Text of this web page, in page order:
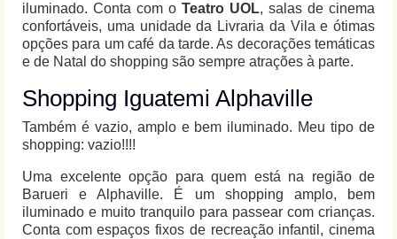
iluminado. Conta com o Teatro UOL, salas de cinema
confortáveis, uma unidade da Livraria da Vila e ótimas
opções para um café da tarde. As decorações temáticas
e de Natal do shopping são sempre atrações à parte.
Shopping Iguatemi Alphaville
Também é vazio, amplo e bem iluminado. Meu tipo de
shopping: vazio!!!!
Uma excelente opção para quem está na região de
Barueri e Alphaville. É um shopping amplo, bem
iluminado e muito tranquilo para passear com crianças.
Conta com espaços fixos de recreação infantil, cinema